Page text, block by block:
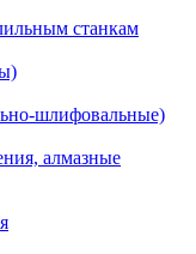
станкам
шлифовальные)
алмазные